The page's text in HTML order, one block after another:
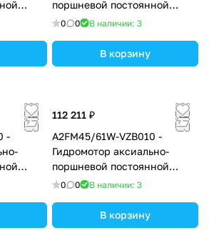
поршневой постоянной
производительности с
объем 160 см3, номинальное
давление 400 бар
0 0 В наличии: 3
В корзину
-
112 211 ₽
A2FM45/61W-VZB010 -
Гидромотор аксиально-
поршневой постоянной
производительности с
объем 45 см3, номинальное
давление 400 бар
0 0 В наличии: 3
В корзину